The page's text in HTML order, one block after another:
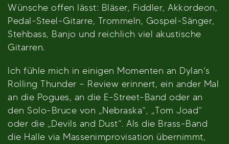
Wünsche offen lässt: Bläser, Fiddler, Akkordeon,
Pedal-Steel-Gitarre, Trommeln, Gospel-Sänger,
Stehbass, Banjo und reichlich viel akustische
Gitarren.
Ich fühle mich in einigen Momenten an Dylan’s
Rolling Thunder – Review erinnert, ein ander Mal
an die Pogues, an die E-Street-Band oder an
den Solo-Bruce von „Nebraska“, „Tom Joad“
oder die „Devils and Dust“. Als die Brass-Band
die Halle via Massenimprovisation übernimmt,